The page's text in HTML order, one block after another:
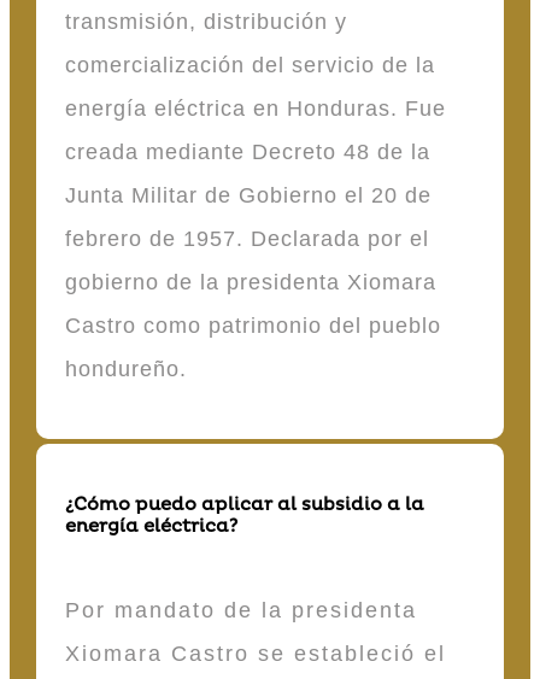
transmisión, distribución y
comercialización del servicio de la
energía eléctrica en Honduras. Fue
creada mediante Decreto 48 de la
Junta Militar de Gobierno el 20 de
febrero de 1957. Declarada por el
gobierno de la presidenta Xiomara
Castro como patrimonio del pueblo
hondureño.
¿Cómo puedo aplicar al subsidio a la
energía eléctrica?
Por mandato de la presidenta
Xiomara Castro se estableció el